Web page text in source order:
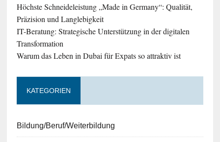
Höchste Schneideleistung „Made in Germany“: Qualität,
Präzision und Langlebigkeit
IT-Beratung: Strategische Unterstützung in der digitalen
Transformation
Warum das Leben in Dubai für Expats so attraktiv ist
KATEGORIEN
Bildung/Beruf/Weiterbildung